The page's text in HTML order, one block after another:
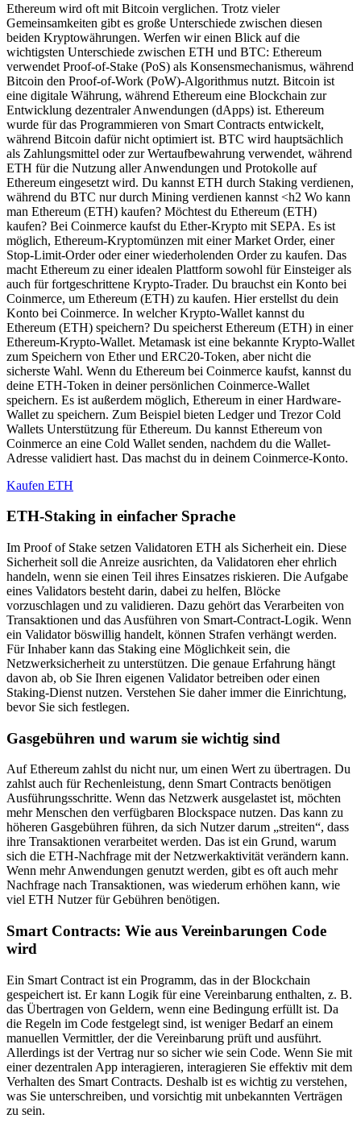
Ethereum wird oft mit Bitcoin verglichen. Trotz vieler
Gemeinsamkeiten gibt es große Unterschiede zwischen diesen
beiden Kryptowährungen. Werfen wir einen Blick auf die
wichtigsten Unterschiede zwischen ETH und BTC: Ethereum
verwendet Proof-of-Stake (PoS) als Konsensmechanismus, während
Bitcoin den Proof-of-Work (PoW)-Algorithmus nutzt. Bitcoin ist
eine digitale Währung, während Ethereum eine Blockchain zur
Entwicklung dezentraler Anwendungen (dApps) ist. Ethereum
wurde für das Programmieren von Smart Contracts entwickelt,
während Bitcoin dafür nicht optimiert ist. BTC wird hauptsächlich
als Zahlungsmittel oder zur Wertaufbewahrung verwendet, während
ETH für die Nutzung aller Anwendungen und Protokolle auf
Ethereum eingesetzt wird. Du kannst ETH durch Staking verdienen,
während du BTC nur durch Mining verdienen kannst <h2 Wo kann
man Ethereum (ETH) kaufen? Möchtest du Ethereum (ETH)
kaufen? Bei Coinmerce kaufst du Ether-Krypto mit SEPA. Es ist
möglich, Ethereum-Kryptomünzen mit einer Market Order, einer
Stop-Limit-Order oder einer wiederholenden Order zu kaufen. Das
macht Ethereum zu einer idealen Plattform sowohl für Einsteiger als
auch für fortgeschrittene Krypto-Trader. Du brauchst ein Konto bei
Coinmerce, um Ethereum (ETH) zu kaufen. Hier erstellst du dein
Konto bei Coinmerce. In welcher Krypto-Wallet kannst du
Ethereum (ETH) speichern? Du speicherst Ethereum (ETH) in einer
Ethereum-Krypto-Wallet. Metamask ist eine bekannte Krypto-Wallet
zum Speichern von Ether und ERC20-Token, aber nicht die
sicherste Wahl. Wenn du Ethereum bei Coinmerce kaufst, kannst du
deine ETH-Token in deiner persönlichen Coinmerce-Wallet
speichern. Es ist außerdem möglich, Ethereum in einer Hardware-
Wallet zu speichern. Zum Beispiel bieten Ledger und Trezor Cold
Wallets Unterstützung für Ethereum. Du kannst Ethereum von
Coinmerce an eine Cold Wallet senden, nachdem du die Wallet-
Adresse validiert hast. Das machst du in deinem Coinmerce-Konto.
Kaufen ETH
ETH-Staking in einfacher Sprache
Im Proof of Stake setzen Validatoren ETH als Sicherheit ein. Diese
Sicherheit soll die Anreize ausrichten, da Validatoren eher ehrlich
handeln, wenn sie einen Teil ihres Einsatzes riskieren. Die Aufgabe
eines Validators besteht darin, dabei zu helfen, Blöcke
vorzuschlagen und zu validieren. Dazu gehört das Verarbeiten von
Transaktionen und das Ausführen von Smart-Contract-Logik. Wenn
ein Validator böswillig handelt, können Strafen verhängt werden.
Für Inhaber kann das Staking eine Möglichkeit sein, die
Netzwerksicherheit zu unterstützen. Die genaue Erfahrung hängt
davon ab, ob Sie Ihren eigenen Validator betreiben oder einen
Staking-Dienst nutzen. Verstehen Sie daher immer die Einrichtung,
bevor Sie sich festlegen.
Gasgebühren und warum sie wichtig sind
Auf Ethereum zahlst du nicht nur, um einen Wert zu übertragen. Du
zahlst auch für Rechenleistung, denn Smart Contracts benötigen
Ausführungsschritte. Wenn das Netzwerk ausgelastet ist, möchten
mehr Menschen den verfügbaren Blockspace nutzen. Das kann zu
höheren Gasgebühren führen, da sich Nutzer darum „streiten“, dass
ihre Transaktionen verarbeitet werden. Das ist ein Grund, warum
sich die ETH-Nachfrage mit der Netzwerkaktivität verändern kann.
Wenn mehr Anwendungen genutzt werden, gibt es oft auch mehr
Nachfrage nach Transaktionen, was wiederum erhöhen kann, wie
viel ETH Nutzer für Gebühren benötigen.
Smart Contracts: Wie aus Vereinbarungen Code
wird
Ein Smart Contract ist ein Programm, das in der Blockchain
gespeichert ist. Er kann Logik für eine Vereinbarung enthalten, z. B.
das Übertragen von Geldern, wenn eine Bedingung erfüllt ist. Da
die Regeln im Code festgelegt sind, ist weniger Bedarf an einem
manuellen Vermittler, der die Vereinbarung prüft und ausführt.
Allerdings ist der Vertrag nur so sicher wie sein Code. Wenn Sie mit
einer dezentralen App interagieren, interagieren Sie effektiv mit dem
Verhalten des Smart Contracts. Deshalb ist es wichtig zu verstehen,
was Sie unterschreiben, und vorsichtig mit unbekannten Verträgen
zu sein.